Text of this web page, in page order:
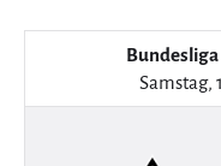
Samstag,